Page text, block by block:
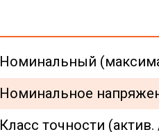
Номинальный
Номинальное
Класс точности (актив.